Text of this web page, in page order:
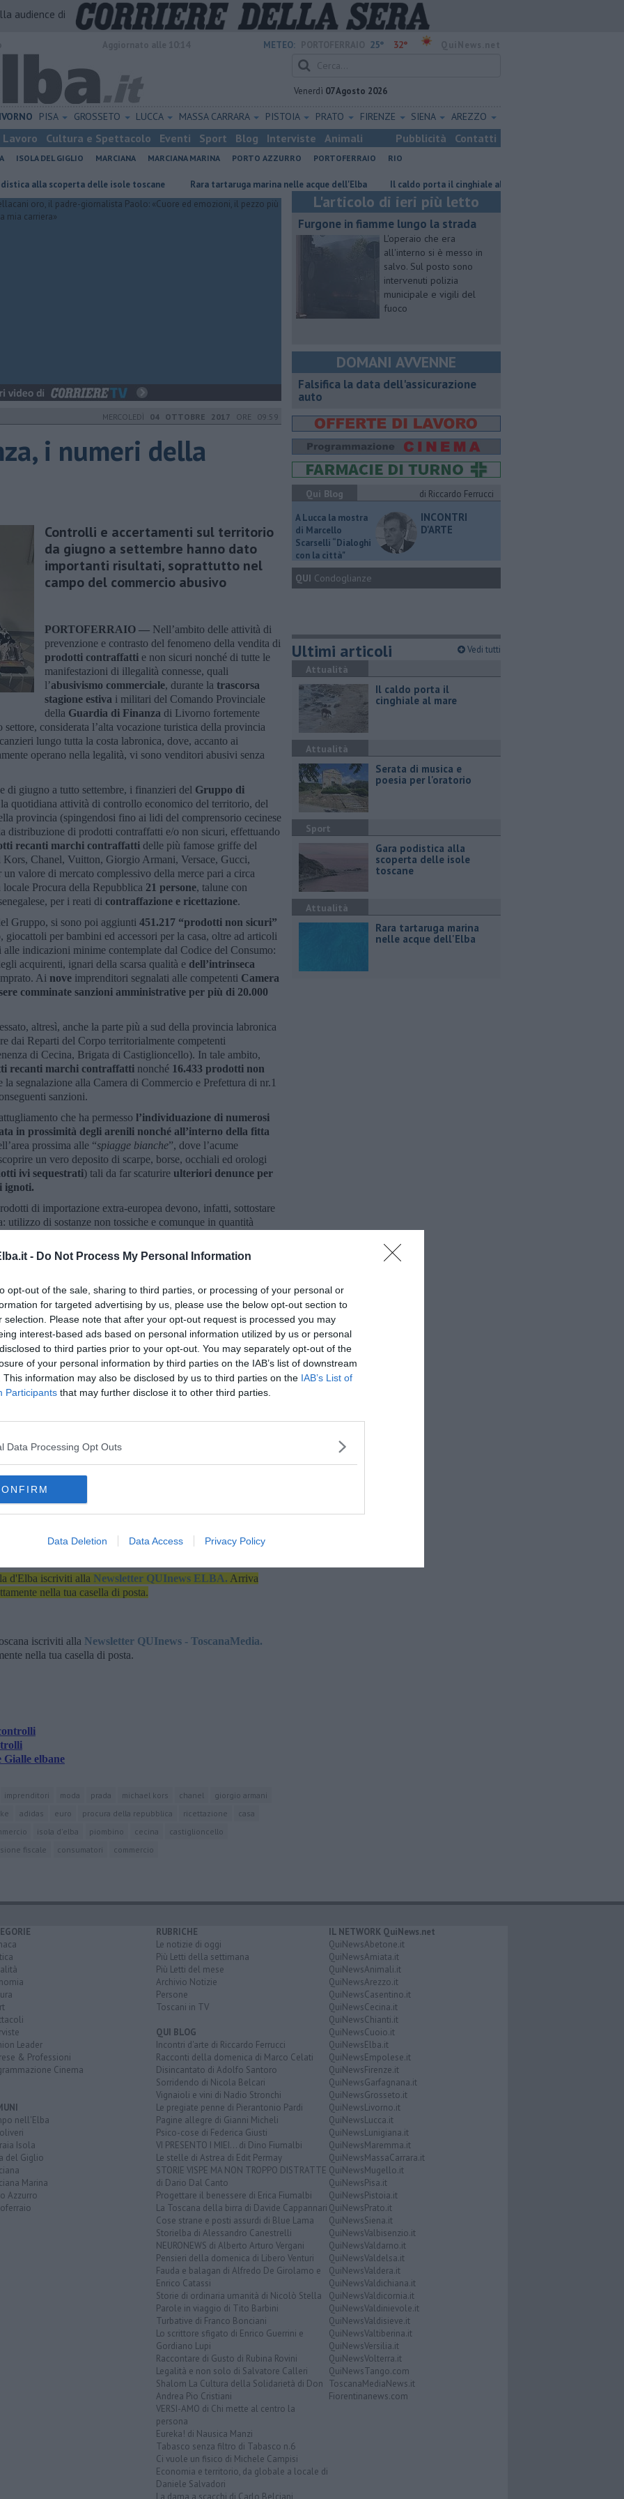
- Do Not Process My Personal Information
opt-out of the sale, sharing to third parties, or processing of your personal or
for targeted advertising by us, please use the below opt-out section to
selection. Please note that after your opt-out request is processed you may
interest-based ads based on personal information utilized by us or personal
to third parties prior to your opt-out. You may separately opt-out of the
of your personal information by third parties on the IAB’s list of downstream
This information may also be disclosed by us to third parties on the IAB’s List of
Participants that may further disclose it to other third parties.
Data Processing Opt Outs
Data Deletion Data Access Privacy Policy
audience di
METEO: 25° 32°
Venerdì 07 Agosto 2026
PISA GROSSETO LUCCA MASSA CARRARA PISTOIA PRATO FIRENZE SIENA AREZZO
Lavoro Cultura e Spettacolo Eventi Sport Blog Interviste Animali Pubblicità Contatti
ISOLA DEL GIGLIO MARCIANA MARCIANA MARINA PORTO AZZURRO PORTOFERRAIO RIO
scoperta delle isole toscane Rara tartaruga marina nelle acque dell'Elba Il caldo porta il cinghiale al mare
MERCOLEDÌ 04 OTTOBRE 2017 ORE 09:59
i numeri della
Controlli e accertamenti sul territorio
da giugno a settembre hanno dato
importanti risultati, soprattutto nel
campo del commercio abusivo
PORTOFERRAIO — Nell’ambito delle attività di
prevenzione e contrasto del fenomeno della vendita di
prodotti contraffatti e non sicuri nonché di tutte le
manifestazioni di illegalità connesse, quali
l’abusivismo commerciale, durante la trascorsa
stagione estiva i militari del Comando Provinciale
della Guardia di Finanza di Livorno fortemente
considerata l’alta vocazione turistica della provincia
lungo tutta la costa labronica, dove, accanto ai
operano nella legalità, vi sono venditori abusivi senza
di giugno a tutto settembre, i finanzieri del Gruppo di
quotidiana attività di controllo economico del territorio, del
provincia (spingendosi fino ai lidi del comprensorio cecinese
distribuzione di prodotti contraffatti e/o non sicuri, effettuando
recanti marchi contraffatti delle più famose griffe del
Chanel, Vuitton, Giorgio Armani, Versace, Gucci,
valore di mercato complessivo della merce pari a circa
Procura della Repubblica 21 persone, talune con
per i reati di contraffazione e ricettazione.
Gruppo, si sono poi aggiunti 451.217 “prodotti non sicuri”
giocattoli per bambini ed accessori per la casa, oltre ad articoli
alle indicazioni minime contemplate dal Codice del Consumo:
acquirenti, ignari della scarsa qualità e dell’intrinseca
Ai nove imprenditori segnalati alle competenti Camera
comminate sanzioni amministrative per più di 20.000
altresì, anche la parte più a sud della provincia labronica
dai Reparti del Corpo territorialmente competenti
di Cecina, Brigata di Castiglioncello). In tale ambito,
recanti marchi contraffatti nonché 16.433 prodotti non
la segnalazione alla Camera di Commercio e Prefettura di nr.1
sanzioni.
che ha permesso l’individuazione di numerosi
in prossimità degli arenili nonché all’interno della fitta
prossima alle “spiagge bianche”, dove l’acume
un vero deposito di scarpe, borse, occhiali ed orologi
ivi sequestrati) tali da far scaturire ulteriori denunce per
ignoti.
di importazione extra-europea devono, infatti, sottostare
utilizzo di sostanze non tossiche e comunque in quantità
deve essere adeguatamente informato per questioni di
effettiva, del produttore e dell’importatore, il quale si
indicazioni in lingua italiana sul corretto utilizzo da
degli apparecchi elettronici, robustezza
operativo del Corpo nello specifico settore, in risposta
rimarca il ruolo di centralità della Guardia di Finanza
del consumatore finale e degli imprenditori onesti: i
a poter causarepericoli per la salute, generano rilevanti
fenomeni di sleale concorrenza commerciale,
in evidente danno sia del consumatore che dei
rispetto delle regole.
prodotti”
per impedire l’immissione in commercio di prodotti
finale oltre che, al pari dei prodotti contraffatti, forieri di forme
cautela nell’uso) ed altri erano
d'Elba iscriviti alla Newsletter QUInews ELBA. Arriva
nella tua casella di posta.
iscriviti alla Newsletter QUInews - ToscanaMedia.
nella tua casella di posta.
elbane
imprenditori moda prada michael kors chanel
giorgio armani
adidas euro procura della repubblica ricettazione
casa
isola d'elba piombino cecina
castiglioncello
fiscale consumatori commercio
L'articolo di ieri più letto
Furgone in fiamme lungo la strada
L'operaio che era
all'interno si è messo in
salvo. Sul posto sono
intervenuti polizia
municipale e vigili del
fuoco
DOMANI AVVENNE
Falsifica la data dell'assicurazione
auto
Qui Blog
di Riccardo Ferrucci
A Lucca la mostra
di Marcello
Scarselli “Dialoghi
con la città"
INCONTRI
D'ARTE
QUI Condoglianze
Ultimi articoli Vedi tutti
Attualità
Il caldo porta il
cinghiale al mare
Attualità
Serata di musica e
poesia per l'oratorio
Sport
Gara podistica alla
scoperta delle isole
toscane
Attualità
Rara tartaruga marina
nelle acque dell'Elba
Leader
& Professioni
Cinema
nell'Elba
Isola
del Giglio
Marina
Azzurro
RUBRICHE
Le notizie di oggi
Più Letti della settimana
Più Letti del mese
Archivio Notizie
Persone
Toscani in TV
QUI BLOG
Incontri d'arte di Riccardo Ferrucci
Racconti della domenica di Marco Celati
Disincantato di Adolfo Santoro
Sorridendo di Nicola Belcari
Vignaioli e vini di Nadio Stronchi
Le pregiate penne di Pierantonio Pardi
Pagine allegre di Gianni Micheli
Psico-cose di Federica Giusti
VI PRESENTO I MIEI... di Dino Fiumalbi
Le stelle di Astrea di Edit Permay
STORIE VISPE MA NON TROPPO DISTRATTE
di Dario Dal Canto
Progettare il benessere di Erica Fiumalbi
La Toscana della birra di Davide Cappannari
Cose strane e posti assurdi di Blue Lama
Storielba di Alessandro Canestrelli
NEURONEWS di Alberto Arturo Vergani
Pensieri della domenica di Libero Venturi
Fauda e balagan di Alfredo De Girolamo e
Enrico Catassi
Storie di ordinaria umanità di Nicolò Stella
Parole in viaggio di Tito Barbini
Turbative di Franco Bonciani
Lo scrittore sfigato di Enrico Guerrini e
Gordiano Lupi
Raccontare di Gusto di Rubina Rovini
Legalità e non solo di Salvatore Calleri
Shalom La Cultura della Solidarietà di Don
Andrea Pio Cristiani
VERSI-AMO di Chi mette al centro la
persona
Eureka! di Nausica Manzi
Tabasco senza filtro di Tabasco n.6
Ci vuole un fisico di Michele Campisi
Economia e territorio, da globale a locale di
Daniele Salvadori
La dama a scacchi di Carlo Belciani
IL NETWORK QuiNews.net
QuiNewsAbetone.it
QuiNewsAmiata.it
QuiNewsAnimali.it
QuiNewsArezzo.it
QuiNewsCasentino.it
QuiNewsCecina.it
QuiNewsChianti.it
QuiNewsCuoio.it
QuiNewsElba.it
QuiNewsEmpolese.it
QuiNewsFirenze.it
QuiNewsGarfagnana.it
QuiNewsGrosseto.it
QuiNewsLivorno.it
QuiNewsLucca.it
QuiNewsLunigiana.it
QuiNewsMaremma.it
QuiNewsMassaCarrara.it
QuiNewsMugello.it
QuiNewsPisa.it
QuiNewsPistoia.it
QuiNewsPrato.it
QuiNewsSiena.it
QuiNewsValbisenzio.it
QuiNewsValdarno.it
QuiNewsValdelsa.it
QuiNewsValdera.it
QuiNewsValdichiana.it
QuiNewsValdicornia.it
QuiNewsValdinievole.it
QuiNewsValdisieve.it
QuiNewsValtiberina.it
QuiNewsVersilia.it
QuiNewsVolterra.it
QuiNewsTango.com
ToscanaMediaNews.it
Fiorentinanews.com